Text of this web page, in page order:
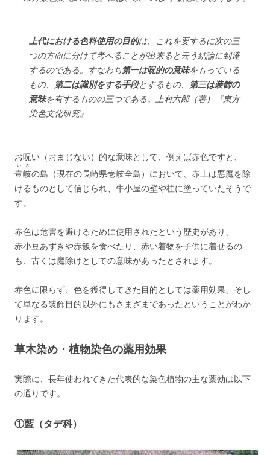
上代における色料使用の目的は、これを要するに次の三
つの方面に分けて考へることが出来ると云う結論に到達
するのである。すなわち第一は呪的の意味をもっている
もの、 第二は識別をする手段とするもの、 第三は装飾の
意味を有するものの三つである。上村六郎（著）『東方
染色文化研究』
お呪い（おまじない）的な意味として、例えば赤色ですと、
壹岐
いき
の島（現在の長崎県壱岐全島）において、赤土は悪魔を除
けるものとして信じられ、牛小屋の壁や柱に塗っていたそうで
す。
赤色は危害を避けるために使用されたという歴史があり、
赤小豆あずきや赤飯を食べたり、赤い着物を子供に着せるの
も、古くは魔除けとしての意味があったとされます。
赤色に限らず、色を獲得してきた目的としては薬用効果、そし
て単なる装飾目的以外にもさまざまであったということがわか
ります。
草木染め・植物染色の薬用効果
実際に、長年使われてきた代表的な染色植物の主な薬効は以下
の通りです。
①藍（タデ科）